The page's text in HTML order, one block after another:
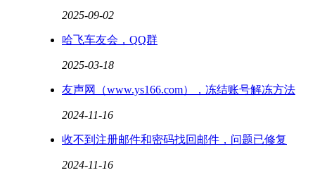
2025-09-02
哈飞车友会，QQ群
2025-03-18
友声网（www.ys166.com），冻结账号解冻方法
2024-11-16
收不到注册邮件和密码找回邮件，问题已修复
2024-11-16